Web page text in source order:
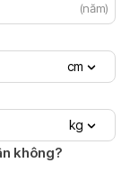
(năm)
cm
kg
không?